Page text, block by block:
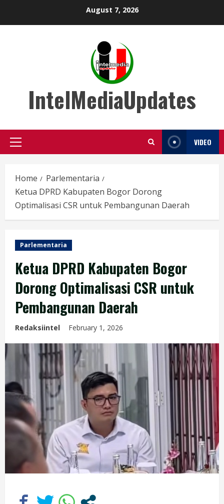
August 7, 2026
IntelMediaUpdates
Primary
VIDEO
Home
Parlementaria
Ketua DPRD Kabupaten Bogor Dorong
Optimalisasi CSR untuk Pembangunan Daerah
Parlementaria
Ketua DPRD Kabupaten Bogor
Dorong Optimalisasi CSR untuk
Pembangunan Daerah
Redaksiintel February 1, 2026